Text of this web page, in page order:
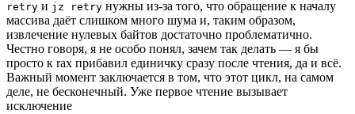
retry и jz retry нужны из-за того, что обращение к началу
массива даёт слишком много шума и, таким образом,
извлечение нулевых байтов достаточно проблематично.
Честно говоря, я не особо понял, зачем так делать — я бы
просто к rax прибавил единичку сразу после чтения, да и всё.
Важный момент заключается в том, что этот цикл, на самом
деле, не бесконечный. Уже первое чтение вызывает
исключение